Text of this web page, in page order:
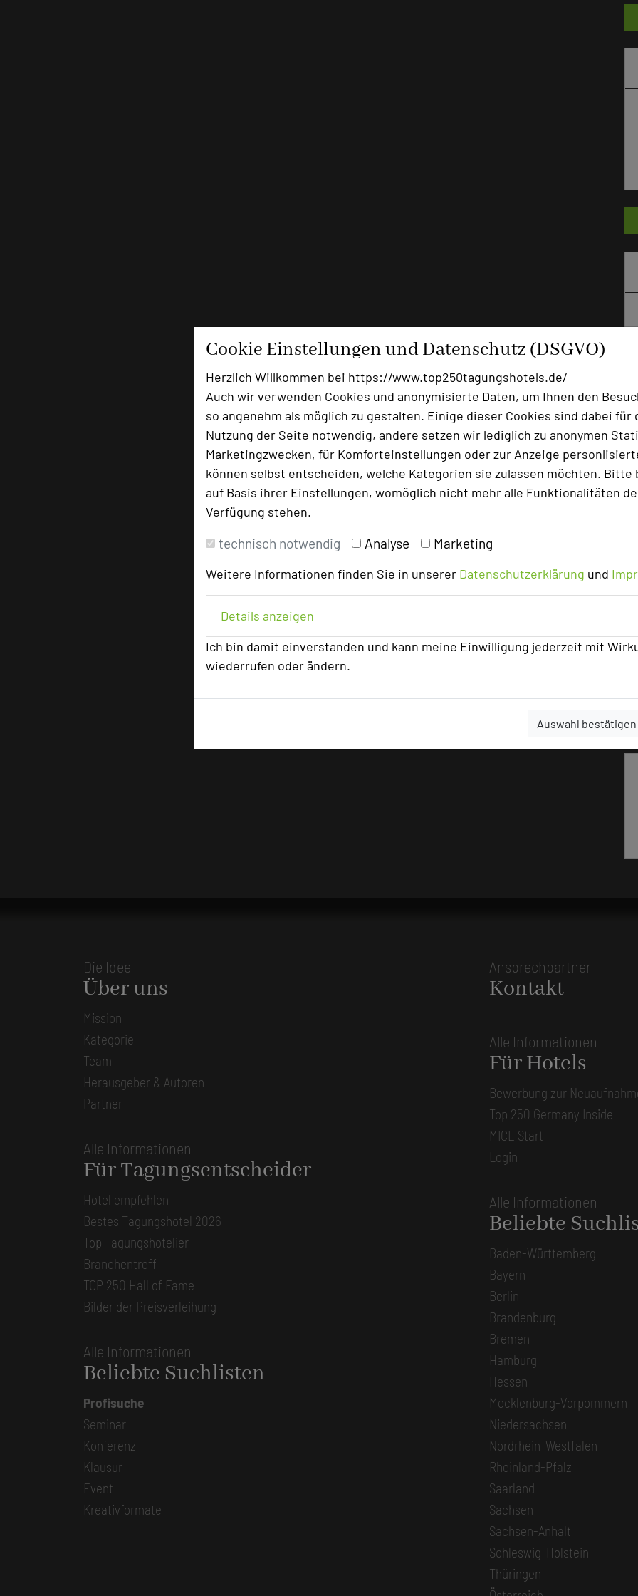
Cookie Einstellungen und Datenschutz (DSGVO)
Herzlich Willkommen bei https://www.top250tagungshotels.de/
Auch wir verwenden Cookies und anonymisierte Daten, um Ihnen den
so angenehm als möglich zu gestalten. Einige dieser Cookies sind dabei für
Nutzung der Seite notwendig, andere setzen wir lediglich zu anonymen
Marketingzwecken, für Komforteinstellungen oder zur Anzeige
können selbst entscheiden, welche Kategorien sie zulassen möchten. Bitte
auf Basis ihrer Einstellungen, womöglich nicht mehr alle Funktionalitäten
Verfügung stehen.
technisch notwendig Analyse Marketing
Weitere Informationen finden Sie in unserer Datenschutzerklärung und
Details anzeigen
Ich bin damit einverstanden und kann meine Einwilligung jederzeit mit
wiederrufen oder ändern.
Auswahl bestätigen
Die Idee
Über uns
Mission
Kategorie
Team
Herausgeber & Autoren
Partner
Alle Informationen
Für Tagungsentscheider
Hotel empfehlen
Bestes Tagungshotel 2026
Top Tagungshotelier
Branchentreff
TOP 250 Hall of Fame
Bilder der Preisverleihung
Alle Informationen
Beliebte Suchlisten
Profisuche
Seminar
Konferenz
Klausur
Event
Kreativformate
Ansprechpartner
Kontakt
Alle Informationen
Für Hotels
Bewerbung zur
Top 250 Germany Inside
MICE Start
Login
Alle Informationen
Beliebte
Baden-Württemberg
Bayern
Berlin
Brandenburg
Bremen
Hamburg
Hessen
Mecklenburg-Vorpommern
Niedersachsen
Nordrhein-Westfalen
Rheinland-Pfalz
Saarland
Sachsen
Sachsen-Anhalt
Schleswig-Holstein
Thüringen